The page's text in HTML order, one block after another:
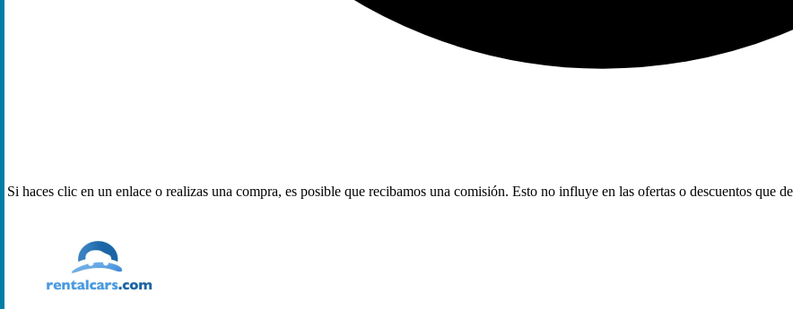
Si haces clic en un enlace o realizas una compra, es posible que recibamos una comisión. Esto no influye en las ofertas o descuentos que